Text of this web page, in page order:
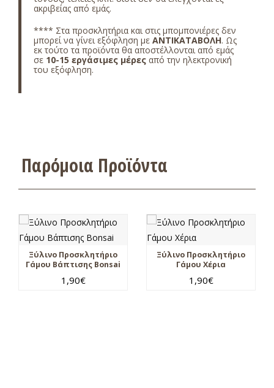
ακριβείας από εμάς.
**** Στα προσκλητήρια και στις μπομπονιέρες δεν
μπορεί να γίνει εξόφληση με ΑΝΤΙΚΑΤΑΒΟΛΗ. Ως
εκ τούτο τα προϊόντα θα αποστέλλονται από εμάς
σε 10-15 εργάσιμες μέρες από την ηλεκτρονική
του εξόφληση.
Παρόμοια Προϊόντα
Ξύλινο Προσκλητήριο
Γάμου Βάπτισης Bonsai
1,90€
Ξύλινο Προσκλητήριο
Γάμου Χέρια
1,90€